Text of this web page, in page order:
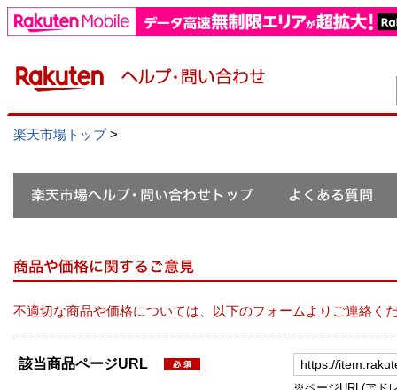
楽天市場トップ>
不適切な商品や価格については、以下のフォームよりご連絡く
該当商品ページURL